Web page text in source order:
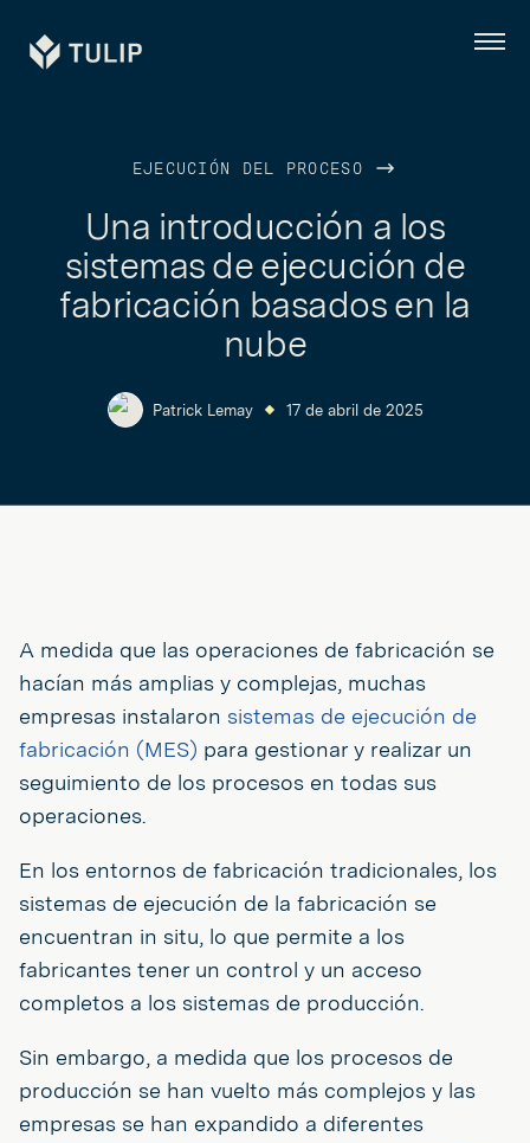
Tulip Menú
EJECUCIÓN DEL PROCESO
Una introducción a los
sistemas de ejecución de
fabricación basados en la
nube
Patrick Lemay 17 de abril de 2025
A medida que las operaciones de fabricación se
hacían más amplias y complejas, muchas
empresas instalaron sistemas de ejecución de
fabricación (MES) para gestionar y realizar un
seguimiento de los procesos en todas sus
operaciones.
En los entornos de fabricación tradicionales, los
sistemas de ejecución de la fabricación se
encuentran in situ, lo que permite a los
fabricantes tener un control y un acceso
completos a los sistemas de producción.
Sin embargo, a medida que los procesos de
producción se han vuelto más complejos y las
empresas se han expandido a diferentes